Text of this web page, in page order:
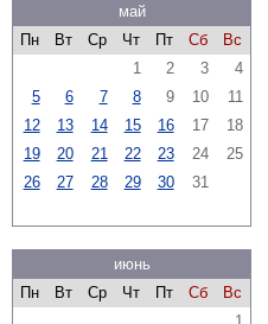
май
Пн
Вт Ср Чт Пт Сб
Вс
1
2 3
4
5
6 7 8 9 10
11
12
13 14 15 16 17
18
19
20 21 22 23 24
25
26
27 28 29 30 31
июнь
Пн
Вт Ср Чт Пт Сб
Вс